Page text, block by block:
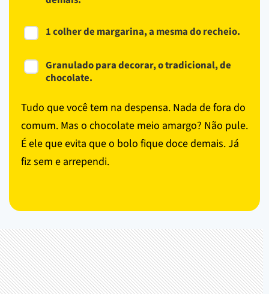
1 colher de margarina, a mesma do recheio.
Granulado para decorar, o tradicional, de
chocolate.
Tudo que você tem na despensa. Nada de fora do
comum. Mas o chocolate meio amargo? Não pule.
É ele que evita que o bolo fique doce demais. Já
fiz sem e arrependi.